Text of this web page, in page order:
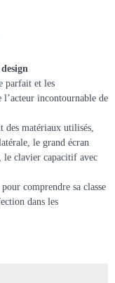
parfait et les
incontournable de
des matériaux utilisés,
le grand écran
le clavier capacitif avec
comprendre sa classe
dans les